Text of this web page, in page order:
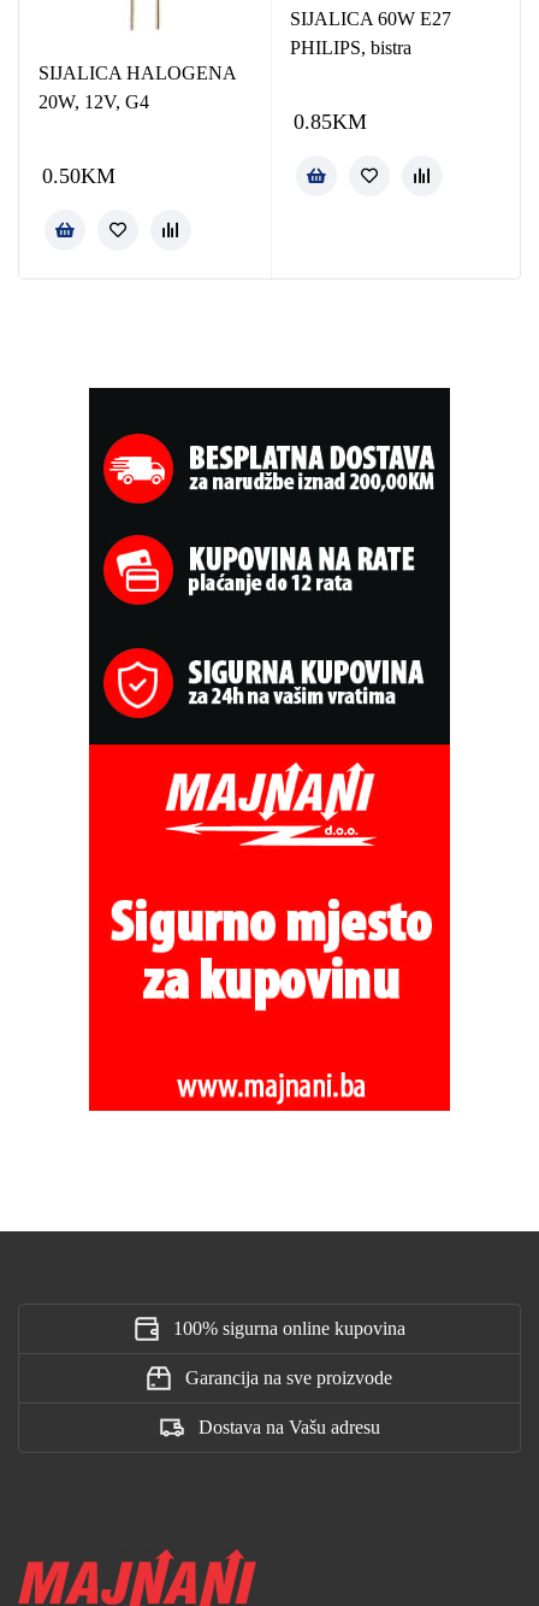
SIJALICA HALOGENA
20W, 12V, G4
0.50KM
SIJALICA 60W E27
PHILIPS, bistra
0.85KM
100% sigurna online kupovina
Garancija na sve proizvode
Dostava na Vašu adresu